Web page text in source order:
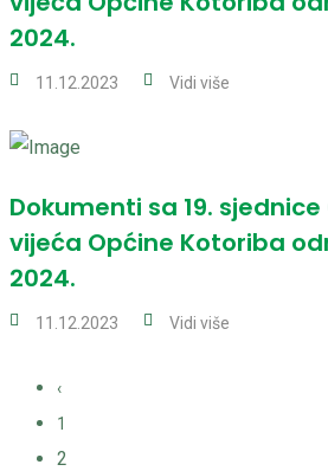
2024.
11.12.2023 Vidi više
Dokumenti sa 19.
vijeća Općine Kotoriba
2024.
11.12.2023 Vidi više
‹
1
2